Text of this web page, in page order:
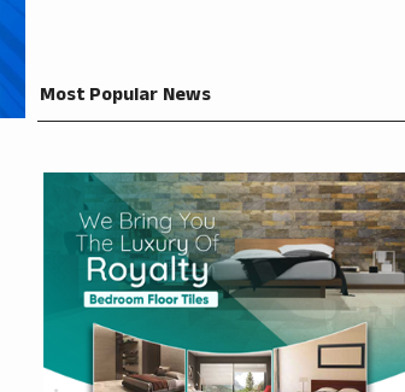
Most Popular News